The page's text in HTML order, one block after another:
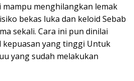
menghilangkan lemak
bekas luka dan keloid Sebab
sekali. Cara ini pun dinilai
kepuasan yang tinggi Untuk
yang sudah melakukan